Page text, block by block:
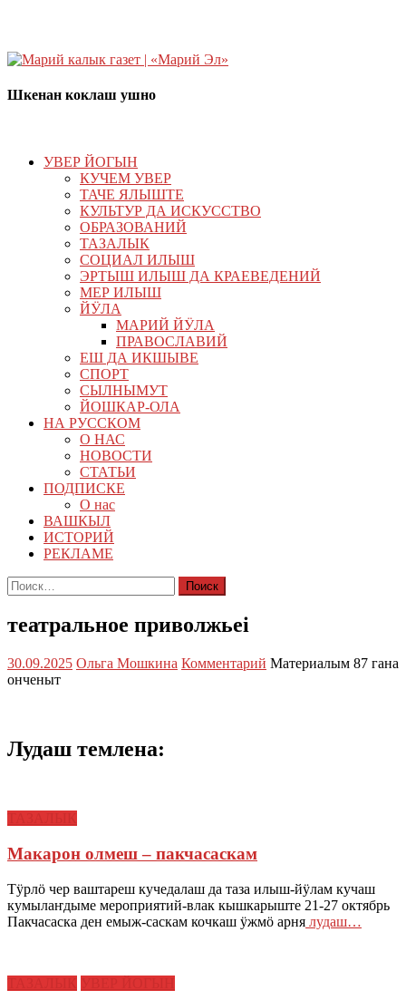
Шкенан коклаш ушно
УВЕР ЙОГЫН
КУЧЕМ УВЕР
ТАЧЕ ЯЛЫШТЕ
КУЛЬТУР ДА ИСКУССТВО
ОБРАЗОВАНИЙ
ТАЗАЛЫК
СОЦИАЛ ИЛЫШ
ЭРТЫШ ИЛЫШ ДА КРАЕВЕДЕНИЙ
МЕР ИЛЫШ
ЙӰЛА
МАРИЙ ЙӰЛА
ПРАВОСЛАВИЙ
ЕШ ДА ИКШЫВЕ
СПОРТ
СЫЛНЫМУТ
ЙОШКАР-ОЛА
НА РУССКОМ
О НАС
НОВОСТИ
СТАТЬИ
ПОДПИСКЕ
О нас
ВАШКЫЛ
ИСТОРИЙ
РЕКЛАМЕ
Найти:
театральное приволжьеi
30.09.2025 Ольга Мошкина Комментарий Материалым 87 гана
онченыт
Лудаш темлена:
Макарон олмеш – пакчасаскам
Тӱрлӧ чер ваштареш кучедалаш да таза илыш-йӱлам кучаш
кумылаҥдыме мероприятий-влак кышкарыште 21-27 октябрь
Пакчасаска ден емыж-саскам кочкаш ӱжмӧ арня лудаш…